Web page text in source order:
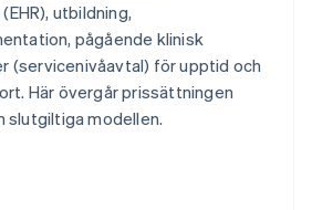
utbildning,
pågående klinisk
(servicenivåavtal) för upptid och
Här övergår prissättningen
slutgiltiga modellen.